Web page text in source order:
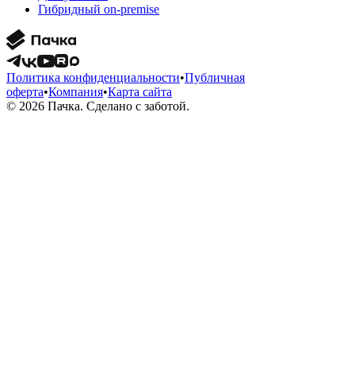
Гибридный on-premise
Политика конфиденциальности•Публичная
оферта•Компания•Карта сайта
© 2026 Пачка. Сделано с заботой.